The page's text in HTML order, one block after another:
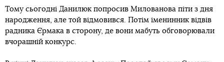
Тому сьогодні Данилюк попросив Милованова піти з дня
народження, але той відмовився. Потім іменинник відвів
радника Єрмака в сторону, де вони мабуть обговорювали
вчорашній конкурс.